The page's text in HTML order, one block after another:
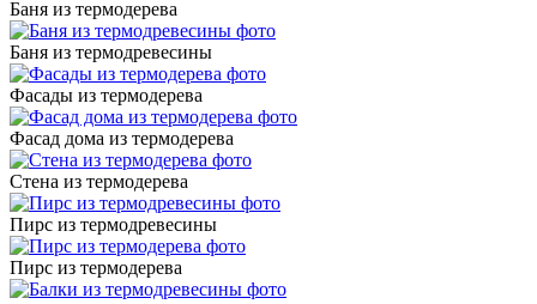
Баня из термодерева
Баня из термодревесины
Фасады из термодерева
Фасад дома из термодерева
Стена из термодерева
Пирс из термодревесины
Пирс из термодерева